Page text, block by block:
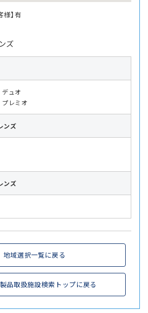
様】有
ズ
ュオ
レミオ
ンズ
ンズ
地域選択一覧に戻る
品取扱施設検索トップに戻る